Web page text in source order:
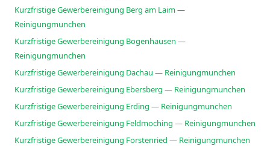
Kurzfristige Gewerbereinigung Berg am Laim —
Reinigungmunchen
Kurzfristige Gewerbereinigung Bogenhausen —
Reinigungmunchen
Kurzfristige Gewerbereinigung Dachau — Reinigungmunchen
Kurzfristige Gewerbereinigung Ebersberg — Reinigungmunchen
Kurzfristige Gewerbereinigung Erding — Reinigungmunchen
Kurzfristige Gewerbereinigung Feldmoching — Reinigungmunchen
Kurzfristige Gewerbereinigung Forstenried — Reinigungmunchen